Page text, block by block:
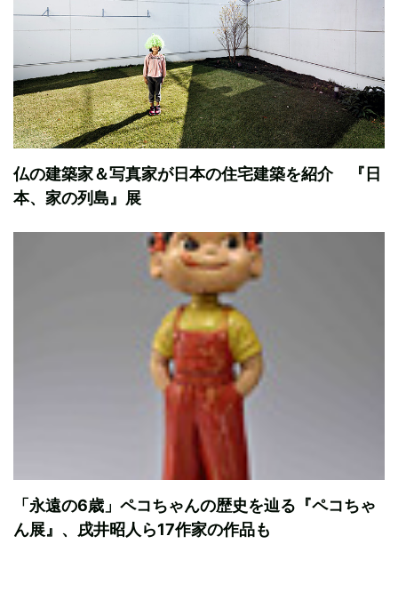
仏の建築家＆写真家が日本の住宅建築を紹介 『日
本、家の列島』展
「永遠の6歳」ペコちゃんの歴史を辿る『ペコちゃ
ん展』、戌井昭人ら17作家の作品も